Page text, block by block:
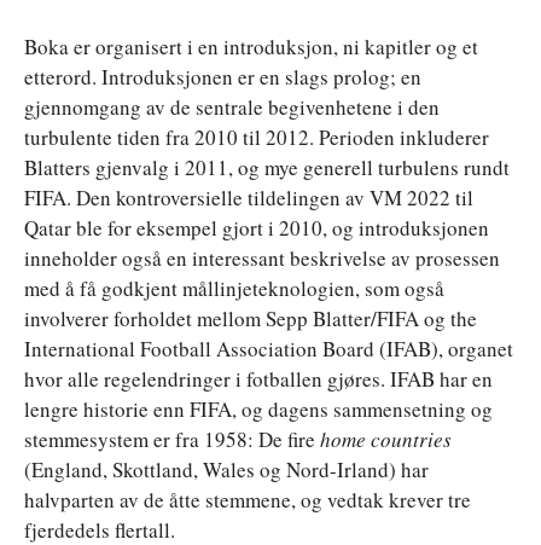
Boka er organisert i en introduksjon, ni kapitler og et
etterord. Introduksjonen er en slags prolog; en
gjennomgang av de sentrale begivenhetene i den
turbulente tiden fra 2010 til 2012. Perioden inkluderer
Blatters gjenvalg i 2011, og mye generell turbulens rundt
FIFA. Den kontroversielle tildelingen av VM 2022 til
Qatar ble for eksempel gjort i 2010, og introduksjonen
inneholder også en interessant beskrivelse av prosessen
med å få godkjent mållinjeteknologien, som også
involverer forholdet mellom Sepp Blatter/FIFA og the
International Football Association Board (IFAB), organet
hvor alle regelendringer i fotballen gjøres. IFAB har en
lengre historie enn FIFA, og dagens sammensetning og
stemmesystem er fra 1958: De fire home countries
(England, Skottland, Wales og Nord-Irland) har
halvparten av de åtte stemmene, og vedtak krever tre
fjerdedels flertall.